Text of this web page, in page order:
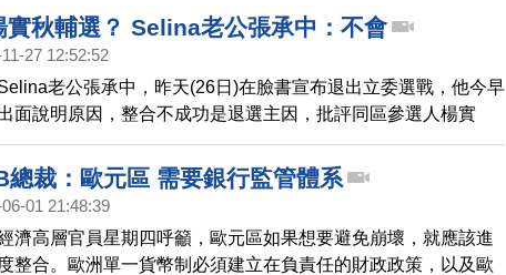
實秋輔選？ Selina老公張承中：不會
27 12:52:52
老公張承中，昨天(26日)在臉書宣布退出立委選戰，他今早
面說明原因，整合不成功是退選主因，批評同區參選人楊實
法「變來變去」，沒有誠意整合，至於媒體詢問，未來有無可
實秋輔選？張承中直言，「不會」
總裁：歐元區 需要銀行監管體系
01 21:48:39
濟高層官員星期四呼籲，歐元區如果想要避免崩壞，就應該進
整合。歐洲單一貨幣制必須建立在負責任的財政政策，以及歐